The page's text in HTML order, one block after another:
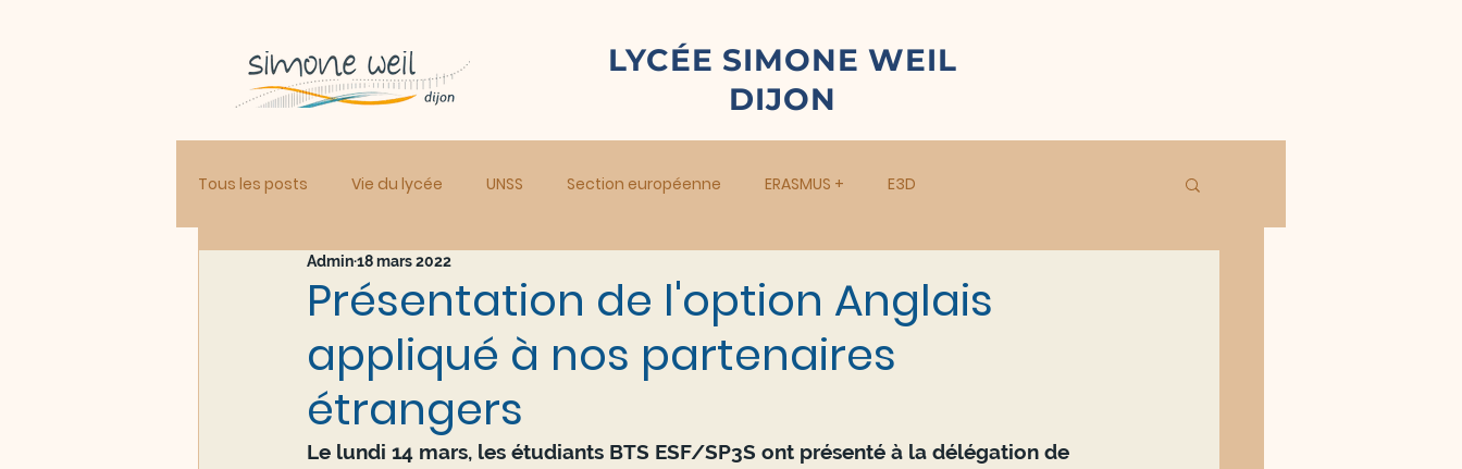
LYCÉE SIMONE WEIL
DIJON
Tous les posts Vie du lycée UNSS Section européenne ERASMUS + E3D
Présentation de l'option Anglais
appliqué à nos partenaires
étrangers
Admin18 mars 2022
Le lundi 14 mars, les étudiants BTS ESF/SP3S ont présenté à la délégation de